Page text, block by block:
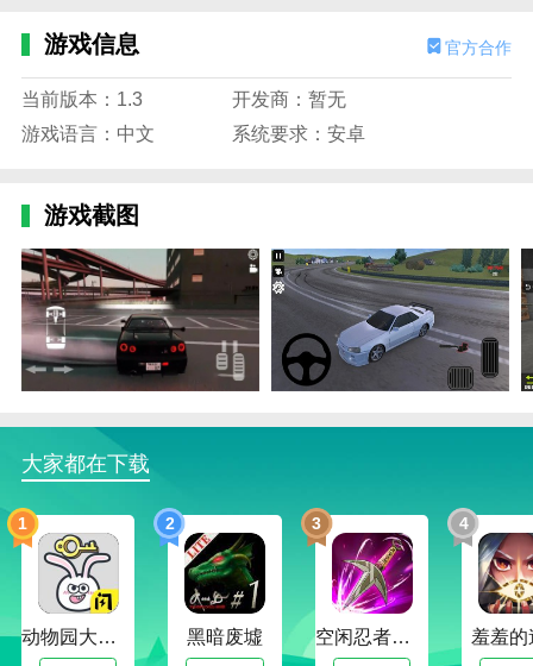
街道、专业赛道等，满足不同玩家的需求。
3.游戏模式：游戏提供多种模式，包括单人模式、
多人在线对战模式等，提供丰富的游戏体验。
游戏优势
1.操作简单：游戏易于操作和上手，让玩家快速进
入赛车世界。
2.视觉冲击：游戏画面精美，动画效果流畅，给玩
家带来视觉冲击。
效都非常逼真，增强了游戏的真实感。
和游戏模式，以保持其新鲜感。
游戏亮点
1.真实的赛车体验：游戏力求再现赛车驾驶的真实
感觉，让玩家有身临其境的感觉。
游戏信息 官方合作
当前版本：1.3
开发商：暂无
游戏语言：中文
系统要求：安卓
游戏截图
大家都在下载
1
动物园大冒险
2
黑暗废墟
3
空闲忍者传奇
4
羞羞的